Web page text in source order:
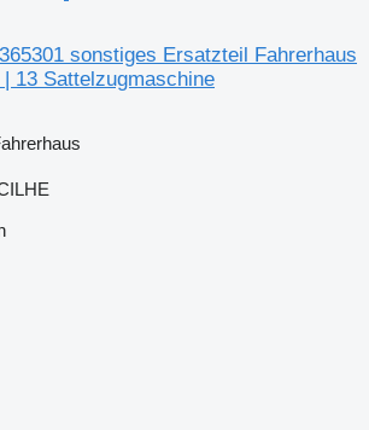
sonstiges Ersatzteil Fahrerhaus
13 Sattelzugmaschine